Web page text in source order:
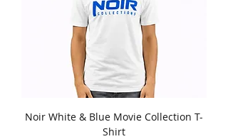
Noir White & Blue Movie Collection T-
Shirt